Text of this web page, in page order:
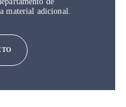
material adicional.